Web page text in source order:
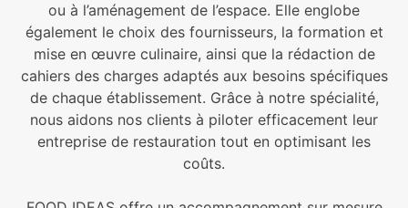
ou à l’aménagement de l’espace. Elle englobe
également le choix des fournisseurs, la formation et
mise en œuvre culinaire, ainsi que la rédaction de
cahiers des charges adaptés aux besoins spécifiques
de chaque établissement. Grâce à notre spécialité,
nous aidons nos clients à piloter efficacement leur
entreprise de restauration tout en optimisant les
coûts.